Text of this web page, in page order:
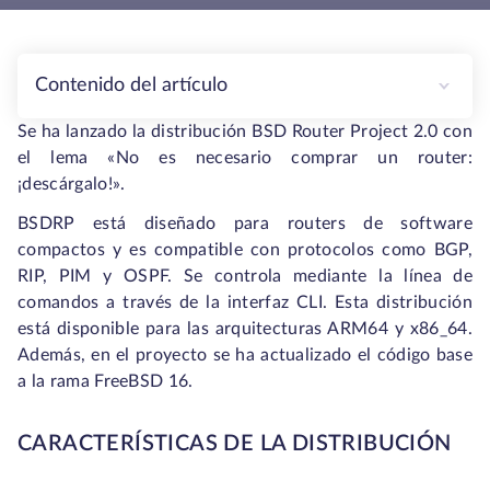
Contenido del artículo
Se ha lanzado la distribución BSD Router Project 2.0 con
el lema «No es necesario comprar un router:
¡descárgalo!».
BSDRP está diseñado para routers de software
compactos y es compatible con protocolos como BGP,
RIP, PIM y OSPF. Se controla mediante la línea de
comandos a través de la interfaz CLI. Esta distribución
está disponible para las arquitecturas ARM64 y x86_64.
Además, en el proyecto se ha actualizado el código base
a la rama FreeBSD 16.
CARACTERÍSTICAS DE LA DISTRIBUCIÓN